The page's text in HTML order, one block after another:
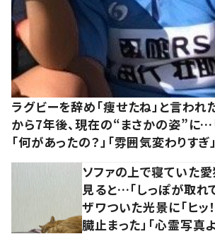
ラグビーを辞め「痩せたね」と言わ
から7年後、現在の“まさかの姿”に…
「何があったの？」「雰囲気変わりすぎ」
ソファの上で寝ていた愛
見ると…「しっぽが取れ
ザワついた光景に「ヒッ
臓止まった」「心霊写真